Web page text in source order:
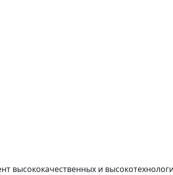
высококачественных и